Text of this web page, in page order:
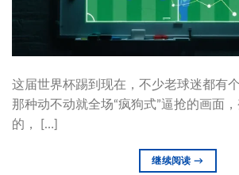
这届世界杯踢到现在，不少老球迷都有
那种动不动就全场“疯狗式”逼抢的画面
的， […]
继续阅读→